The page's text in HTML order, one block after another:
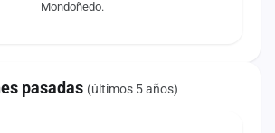
Mondoñedo.
pasadas (últimos 5 años)